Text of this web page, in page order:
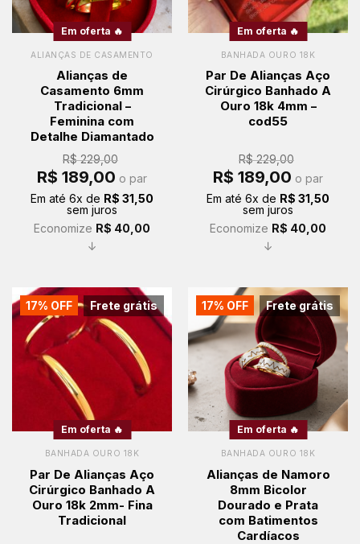
Em oferta 🔥
ALIANÇAS DE CASAMENTO
Alianças de
Casamento 6mm
Tradicional –
Feminina com
Detalhe Diamantado
R$229,00
O
preço
era:
R$ 229,00.
R$ 189,00 preço
é:
R$ 189,00.
o par
Em até 6x de R$ 31,50
sem juros
Economize R$ 40,00
↓
Em oferta 🔥
BANHADA OURO 18K
Par De Alianças Aço
Cirúrgico Banhado A
Ouro 18k 4mm –
cod55
R$229,00
O
preço
era:
R$ 229,00.
R$ 189,00 preço
é:
R$ 189,00.
o par
Em até 6x de R$ 31,50
sem juros
Economize R$ 40,00
↓
Frete grátis
17% OFF
Em oferta 🔥
BANHADA OURO 18K
Par De Alianças Aço
Cirúrgico Banhado A
Ouro 18k 2mm- Fina
Tradicional
Frete grátis
17% OFF
Em oferta 🔥
BANHADA OURO 18K
Alianças de Namoro
8mm Bicolor
Dourado e Prata
com Batimentos
Cardíacos